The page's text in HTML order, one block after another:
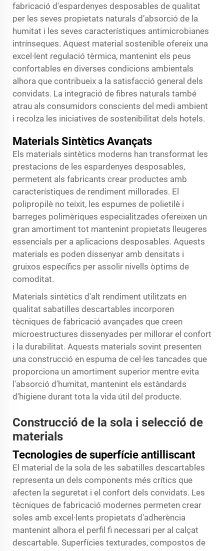
fabricació d'espardenyes desposables de qualitat
per les seves propietats naturals d’absorció de la
humitat i les seves característiques antimicrobianes
intrínseques. Aquest material sostenible ofereix una
excel·lent regulació tèrmica, mantenint els peus
confortables en diverses condicions ambientals
alhora que contribueix a la satisfacció general dels
convidats. La integració de fibres naturals també
atrau als consumidors conscients del medi ambient
i recolza les iniciatives de sostenibilitat dels hotels.
Materials Sintètics Avançats
Els materials sintètics moderns han transformat les
prestacions de les espardenyes desposables,
permetent als fabricants crear productes amb
característiques de rendiment millorades. El
polipropilè no teixit, les espumes de polietilè i
barreges polimèriques especialitzades ofereixen un
gran amortiment tot mantenint propietats lleugeres
essencials per a aplicacions desposables. Aquests
materials es poden dissenyar amb densitats i
gruixos específics per assolir nivells òptims de
comoditat.
Materials sintètics d'alt rendiment utilitzats en
qualitat sabatilles descartables incorporen
tècniques de fabricació avançades que creen
microestructures dissenyades per millorar el confort
i la durabilitat. Aquests materials sovint presenten
una construcció en espuma de cel·les tancades que
proporciona un amortiment superior mentre evita
l'absorció d'humitat, mantenint els estàndards
d'higiene durant tota la vida útil del producte.
Construcció de la sola i selecció de
materials
Tecnologies de superfície antilliscant
El material de la sola de les sabatilles descartables
representa un dels components més crítics que
afecten la seguretat i el confort dels convidats. Les
tècniques de fabricació modernes permeten crear
soles amb excel·lents propietats d'adherència
mantenint alhora el perfil fi necessari per al calçat
descartable. Superfícies texturades, compostos de